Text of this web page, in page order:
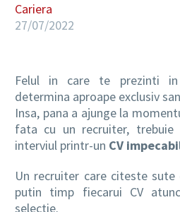
RO
Cariera
27/07/2022
Felul in care te prezinti
determina aproape exclusiv
Insa, pana a ajunge la
fata cu un recruiter,
interviul printr-un CV
Un recruiter care citeste
putin timp fiecarui CV
selectie.